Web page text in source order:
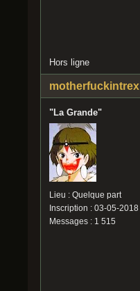
Hors ligne
motherfuckintrex
"La Grande"
Lieu : Quelque part
Inscription : 03-05-2018
Messages : 1 515